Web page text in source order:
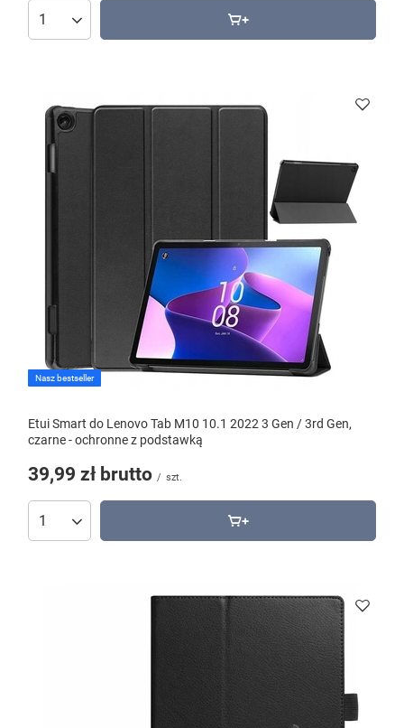
Nasz bestseller
Etui Smart do Lenovo Tab M10 10.1 2022 3 Gen / 3rd Gen,
czarne - ochronne z podstawką
39,99 zł brutto / szt.